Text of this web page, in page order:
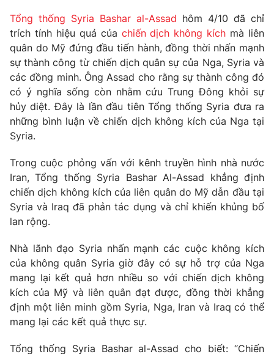
Câu chuyện quốc tế
Thị trường
Góc doanh nghiệp
Dữ liệu và đời sống
Truyền hình
Phim VTV
Hậu trường
Nhân vật
Giải sao mai
Giải trí
Điện ảnh
Âm nhạc
Sao
Đời sống
Làm đẹp
Chất lượng cuộc sống
Giáo dục
Tuyển sinh
Học trực tuyến
Công nghệ
Hitech Công nghệ tương lai
Sản phẩm
Thị trường
Tư vấn
Giao lưu trực tuyến
Lịch phát sóng
Chuyên mục khác
Emagazine Podcast
Tổng thống Syria Bashar al-Assad hôm 4/10 đã chỉ
trích tính hiệu quả của chiến dịch không kích mà liên
quân do Mỹ đứng đầu tiến hành, đồng thời nhấn mạnh
sự thành công từ chiến dịch quân sự của Nga, Syria và
các đồng minh. Ông Assad cho rằng sự thành công đó
có ý nghĩa sống còn nhằm cứu Trung Đông khỏi sự
hủy diệt. Đây là lần đầu tiên Tổng thống Syria đưa ra
những bình luận về chiến dịch không kích của Nga tại
Syria.
Trong cuộc phỏng vấn với kênh truyền hình nhà nước
Iran, Tổng thống Syria Bashar Al-Assad khẳng định
chiến dịch không kích của liên quân do Mỹ dẫn đầu tại
Syria và Iraq đã phản tác dụng và chỉ khiến khủng bố
lan rộng.
Nhà lãnh đạo Syria nhấn mạnh các cuộc không kích
của không quân Syria giờ đây có sự hỗ trợ của Nga
mang lại kết quả hơn nhiều so với chiến dịch không
kích của Mỹ và liên quân đạt được, đồng thời khẳng
định một liên minh gồm Syria, Nga, Iran và Iraq có thể
mang lại các kết quả thực sự.
Tổng thống Syria Bashar al-Assad cho biết: “Chiến